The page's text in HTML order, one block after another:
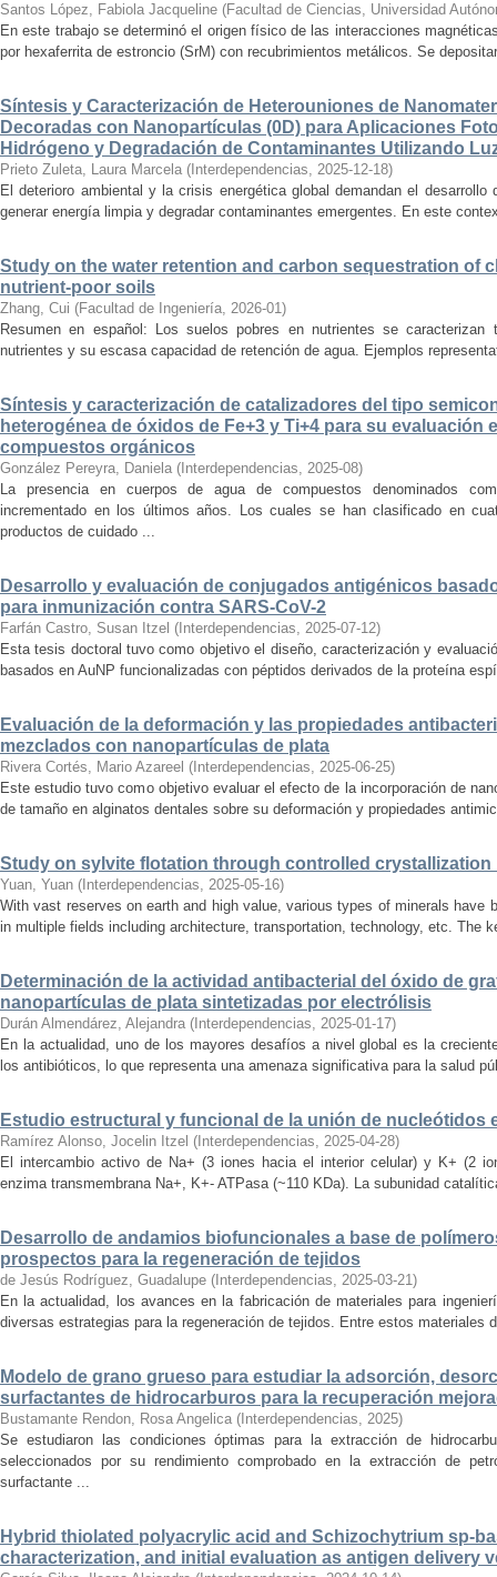
Santos López, Fabiola Jacqueline (Facultad de Ciencias, Universidad
En este trabajo se determinó el origen físico de las interacciones
por hexaferrita de estroncio (SrM) con recubrimientos metálicos. Se
Síntesis y Caracterización de Heterouniones de
Decoradas con Nanopartículas (0D) para Aplicaciones
Hidrógeno y Degradación de Contaminantes Utilizando
Prieto Zuleta, Laura Marcela ( Interdependencias, 2025-12-18)
El deterioro ambiental y la crisis energética global demandan el
generar energía limpia y degradar contaminantes emergentes. En este
Study on the water retention and carbon sequestration of
nutrient-poor soils
Zhang, Cui (Facultad de Ingeniería, 2026-01)
Resumen en español: Los suelos pobres en nutrientes se
nutrientes y su escasa capacidad de retención de agua. Ejemplos
Síntesis y caracterización de catalizadores del tipo
heterogénea de óxidos de Fe+3 y Ti+4 para su evaluación
compuestos orgánicos
González Pereyra, Daniela ( Interdependencias, 2025-08)
La presencia en cuerpos de agua de compuestos denominados
incrementado en los últimos años. Los cuales se han clasificado en
productos de cuidado ...
Desarrollo y evaluación de conjugados antigénicos
para inmunización contra SARS-CoV-2
Farfán Castro, Susan Itzel ( Interdependencias, 2025-07-12)
Esta tesis doctoral tuvo como objetivo el diseño, caracterización y
basados en AuNP funcionalizadas con péptidos derivados de la proteína
Evaluación de la deformación y las propiedades
mezclados con nanopartículas de plata
Rivera Cortés, Mario Azareel ( Interdependencias, 2025-06-25)
Este estudio tuvo como objetivo evaluar el efecto de la incorporación de
de tamaño en alginatos dentales sobre su deformación y propiedades
Study on sylvite flotation through controlled
Yuan, Yuan ( Interdependencias, 2025-05-16)
With vast reserves on earth and high value, various types of minerals have
in multiple fields including architecture, transportation, technology, etc. The
Determinación de la actividad antibacterial del óxido de
nanopartículas de plata sintetizadas por electrólisis
Durán Almendárez, Alejandra ( Interdependencias, 2025-01-17)
En la actualidad, uno de los mayores desafíos a nivel global es la
los antibióticos, lo que representa una amenaza significativa para la salud
Estudio estructural y funcional de la unión de nucleótidos
Ramírez Alonso, Jocelin Itzel ( Interdependencias, 2025-04-28)
El intercambio activo de Na+ (3 iones hacia el interior celular) y K+ (2
enzima transmembrana Na+, K+- ATPasa (~110 KDa). La subunidad
Desarrollo de andamios biofuncionales a base de
prospectos para la regeneración de tejidos
de Jesús Rodríguez, Guadalupe ( Interdependencias, 2025-03-21)
En la actualidad, los avances en la fabricación de materiales para
diversas estrategias para la regeneración de tejidos. Entre estos materiales
Modelo de grano grueso para estudiar la adsorción,
surfactantes de hidrocarburos para la recuperación
Bustamante Rendon, Rosa Angelica ( Interdependencias, 2025)
Se estudiaron las condiciones óptimas para la extracción de
seleccionados por su rendimiento comprobado en la extracción de
surfactante ...
Hybrid thiolated polyacrylic acid and Schizochytrium sp-
characterization, and initial evaluation as antigen delivery